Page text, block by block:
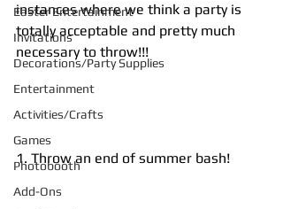
Easter Entertainment
Invitations
Decorations/Party Supplies
Entertainment
Activities/Crafts
Games
Photobooth
Add-Ons
instances where we think a party is
totally acceptable and pretty much
necessary to throw!!!
1. Throw an end of summer bash!